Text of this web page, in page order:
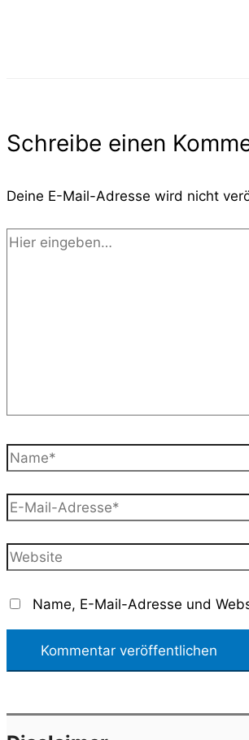
Schreibe einen
Deine E-Mail-Adresse wird nicht
Hier
Name*
E-
Adresse*
Website
Name, E-Mail-Adresse und